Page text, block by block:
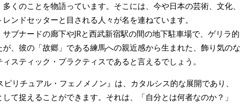
くのことを物語っています。そこには、今や日本の芸術、文化、
ンドセッターと目される人々が名を連ねています。
ブナードの廊下やJRと西武新宿駅の間の地下駐車場で、ゲリラ的
、彼の「故郷」である練馬への親近感から生まれた、飾り気のな
スティック・プラクティスであると言えるでしょう。
リチュアル・フェノメノン』は、カタルシス的な展開であり、
て捉えることができます。それは、「自分とは何者なのか？」